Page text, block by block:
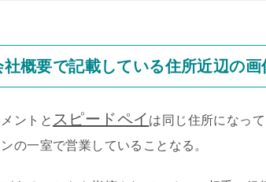
概要で記載している住所近辺の画
ントと スピードペイ は同じ住所になっ
の一室で営業していることなる。